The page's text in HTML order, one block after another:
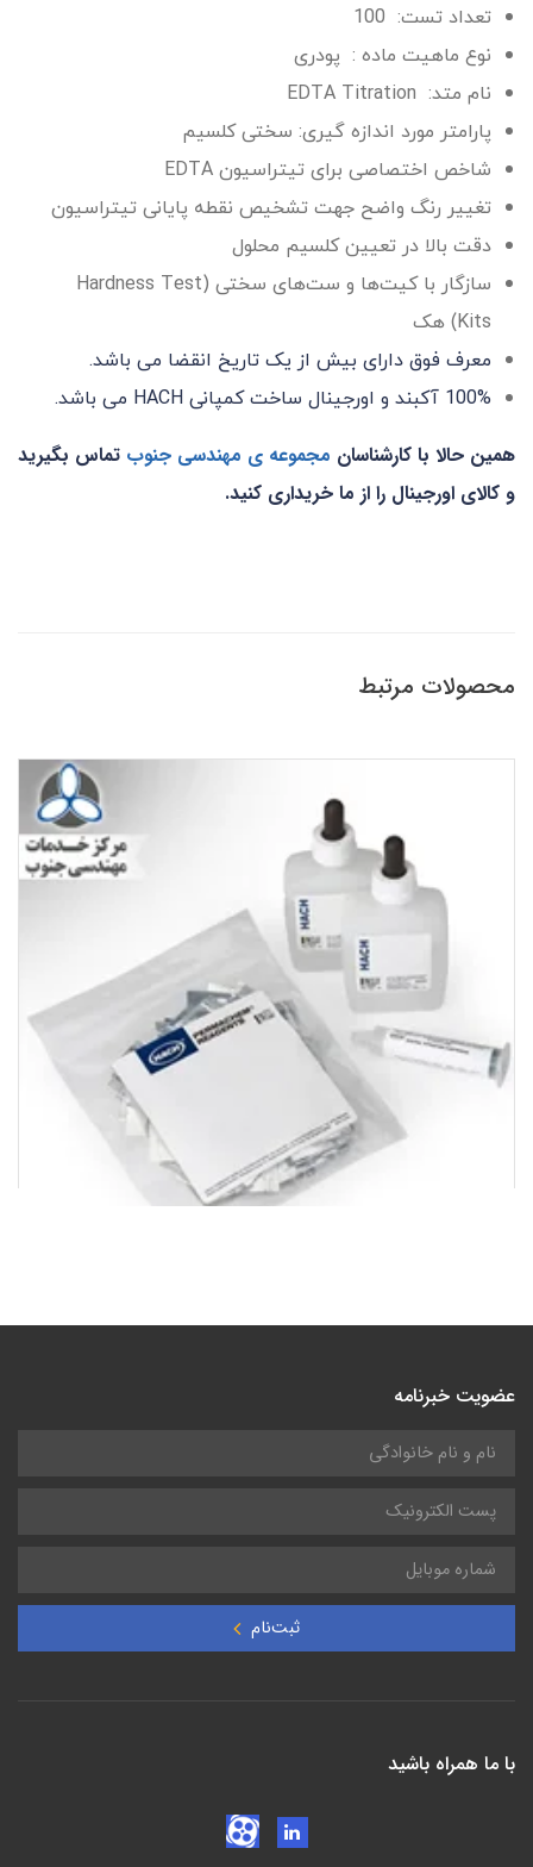
تعداد تست: 100
نوع ماهیت ماده : پودری
نام متد: EDTA Titration
پارامتر مورد اندازه گیری: سختی کلسیم
شاخص اختصاصی برای تیتراسیون EDTA
تغییر رنگ واضح جهت تشخیص نقطه پایانی تیتراسیون
دقت بالا در تعیین کلسیم محلول
سازگار با کیت‌ها و ست‌های سختی (Hardness Test
Kits) هک
معرف فوق دارای بیش از یک تاریخ انقضا می باشد.
100% آکبند و اورجینال ساخت کمپانی HACH می باشد.
همین حالا با کارشناسان مجموعه ی مهندسی جنوب تماس بگیرید
و کالای اورجینال را از ما خریداری کنید.
محصولات مرتبط
Hardness Reagent Set 2319900 HACH
عضویت خبرنامه
ثبت‌نام
با ما همراه باشید